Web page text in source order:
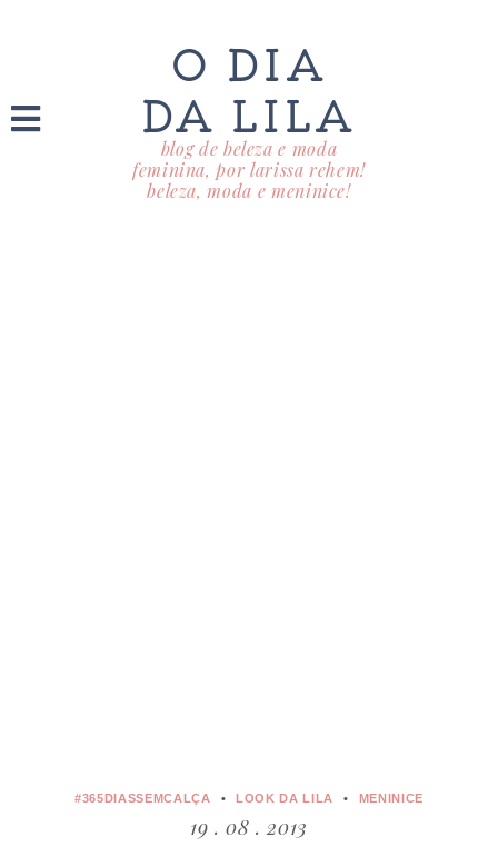
O DIA
DA LILA
blog de beleza e moda
feminina, por larissa rehem!
beleza, moda e meninice!
#365DIASSEMCALÇA LOOK DA LILA MENINICE
19 . 08 . 2013